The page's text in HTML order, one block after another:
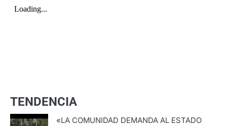
TENDENCIA
«LA COMUNIDAD DEMANDA AL ESTADO